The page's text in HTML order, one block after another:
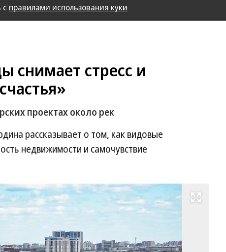
с правилами использования куки
снимает стресс и
проектах около рек
рассказывает о том, как видовые
недвижимости и самочувствие
Развернуть на весь экран